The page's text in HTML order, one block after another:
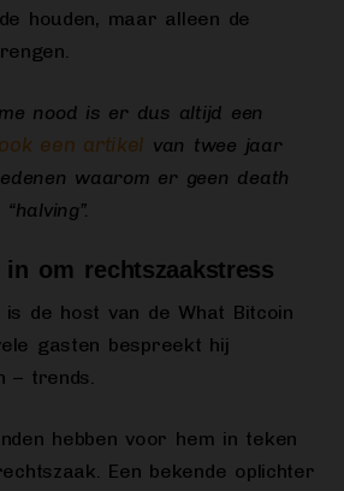
houden, maar alleen de
nood is er dus altijd een
een artikel van twee jaar
waarom er geen death
om rechtszaakstress
de host van de What Bitcoin
gasten bespreekt hij
– trends.
hebben voor hem in teken
Een bekende oplichter